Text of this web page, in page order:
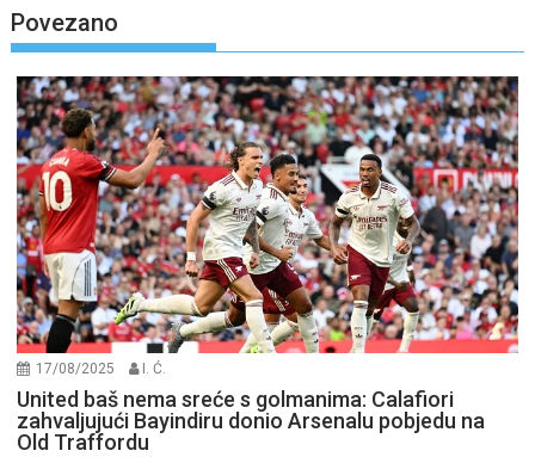
Povezano
17/08/2025 I. Ć.
United baš nema sreće s golmanima: Calafiori
zahvaljujući Bayindiru donio Arsenalu pobjedu na
Old Traffordu